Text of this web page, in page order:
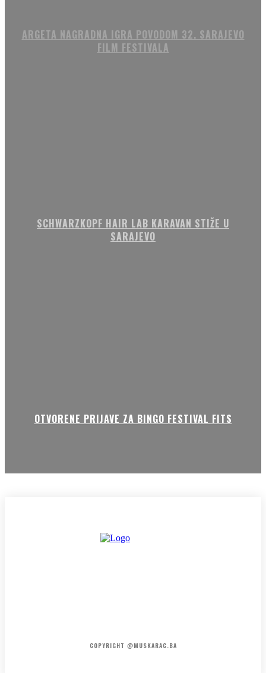
ARGETA NAGRADNA IGRA POVODOM 32. SARAJEVO
FILM FESTIVALA
SCHWARZKOPF HAIR LAB KARAVAN STIŽE U
SARAJEVO
OTVORENE PRIJAVE ZA BINGO FESTIVAL FITS
COPYRIGHT @MUSKARAC.BA